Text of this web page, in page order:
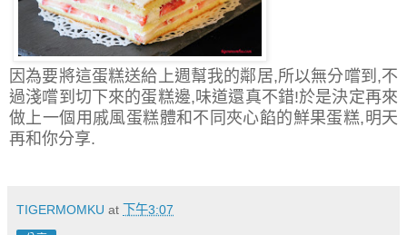
因為要將這蛋糕送給上週幫我的鄰居,所以無分嚐到,不
過淺嚐到切下來的蛋糕邊,味道還真不錯!於是決定再來
做上一個用戚風蛋糕體和不同夾心餡的鮮果蛋糕,明天
再和你分享.
TIGERMOMKU at 下午3:07